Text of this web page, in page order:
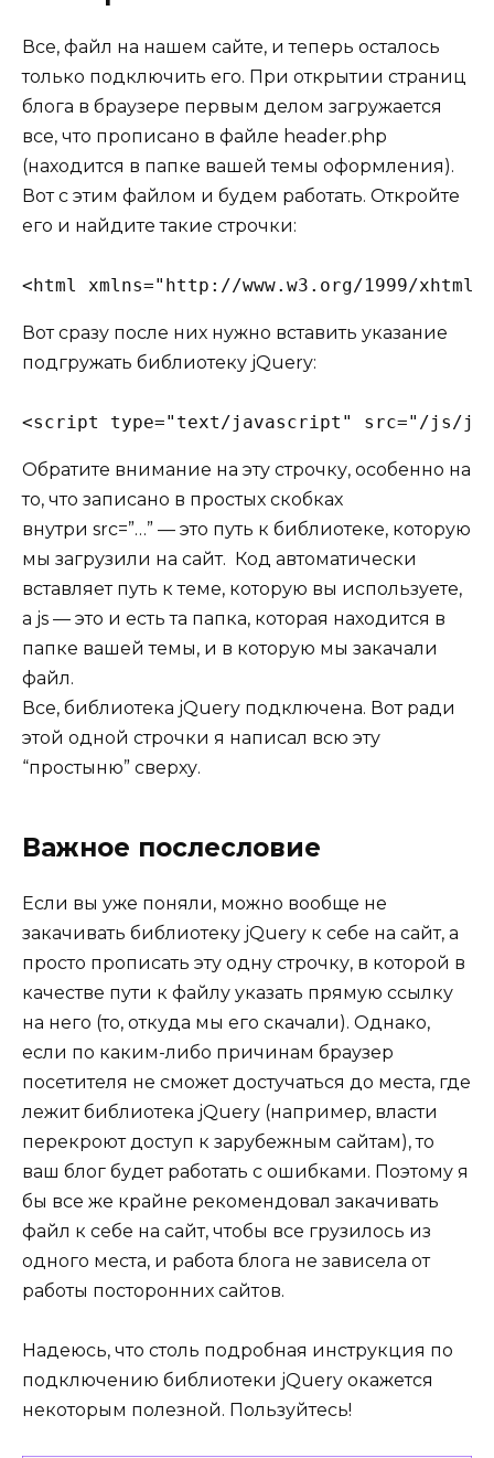
Все, файл на нашем сайте, и теперь осталось
только подключить его. При открытии страниц
блога в браузере первым делом загружается
все, что прописано в файле header.php
(находится в папке вашей темы оформления).
Вот с этим файлом и будем работать. Откройте
его и найдите такие строчки:
Вот сразу после них нужно вставить указание
подгружать библиотеку jQuery:
<script type="text/javascript" src="/js/
Обратите внимание на эту строчку, особенно на
то, что записано в простых скобках
внутри src=”…” — это путь к библиотеке, которую
мы загрузили на сайт. Код автоматически
вставляет путь к теме, которую вы используете,
а js — это и есть та папка, которая находится в
папке вашей темы, и в которую мы закачали
файл.
Все, библиотека jQuery подключена. Вот ради
этой одной строчки я написал всю эту
“простыню” сверху.
Важное послесловие
Если вы уже поняли, можно вообще не
закачивать библиотеку jQuery к себе на сайт, а
просто прописать эту одну строчку, в которой в
качестве пути к файлу указать прямую ссылку
на него (то, откуда мы его скачали). Однако,
если по каким-либо причинам браузер
посетителя не сможет достучаться до места, где
лежит библиотека jQuery (например, власти
перекроют доступ к зарубежным сайтам), то
ваш блог будет работать с ошибками. Поэтому я
бы все же крайне рекомендовал закачивать
файл к себе на сайт, чтобы все грузилось из
одного места, и работа блога не зависела от
работы посторонних сайтов.
Надеюсь, что столь подробная инструкция по
подключению библиотеки jQuery окажется
некоторым полезной. Пользуйтесь!